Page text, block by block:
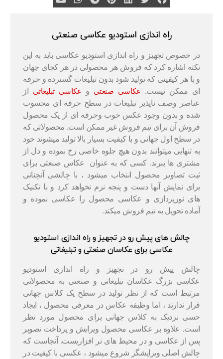
راه اندازی استودیو عکاسی صنعتی
در خصوص تجهیز و راه‌ اندازی استودیو عکاسی باید به این
نکته اشاره کرد که فروش هر محصولی در هر کجای جهان
و با هر کیفیتی که تولید شود بدون تبلیغات گسترده و حرفه
ای ممکن نیست. عکاسی صنعتی و عکاسی تبلیغاتی
از
عناصر وصف ناپذیر تبلیغات در سطح حرفه ای محسوب
شده و بدون وجود عکس خوب وحرفه ای از یک محصول
فروش آن برای تیم فروش غیر ممکن است. محصولاتی که
در سطح اول جهانی و با کیفیت بسیار بالا تولید میشوند خود
به تنهایی میتوانند بدون هیچ جلوه خاصی رخ نموده و دل از
مشتری ها ببرند. کسی که به عنوان
عکاس صنعتی برای
ثبت تصاویر محصول انتخاب میشود ، با چالشی آنچنانی
برای نمایش آنها دست و پنجه نرم نخواهد کرد و با تکنیک
های نورپردازی و عکاسی محصول را عکاسی نموده و
آماده تحویل به تیم فروش میکند.
چالش های پیش رو در تجهیز و راه‌ اندازی استودیو
عکاسی برای عکاسان صنعتی و تبلیغاتی
چالش پیش رو درتجهیز و راه‌ اندازی استودیو
عکاسی بزرگ عکاسان تبلیغاتی و صنعتی به محصولاتی
مرتبط است که از نظر تولید در سطح یک کلاس جهانی
قرار ندارند ، اما وظیفه عکاس در معرفی محصول ، ایجاد
حسی نزدیک به کلاس جهانی برای محصول مورد نظر
است. علاوه بر عکاسی محصول ویرایش و پرداخت تصویر
پس از عکاسی و در محیط های نر افزاریست. آنجاست که
چالش اصلی ویرایشگر شروع میشود ، عکسی با کیفیت در